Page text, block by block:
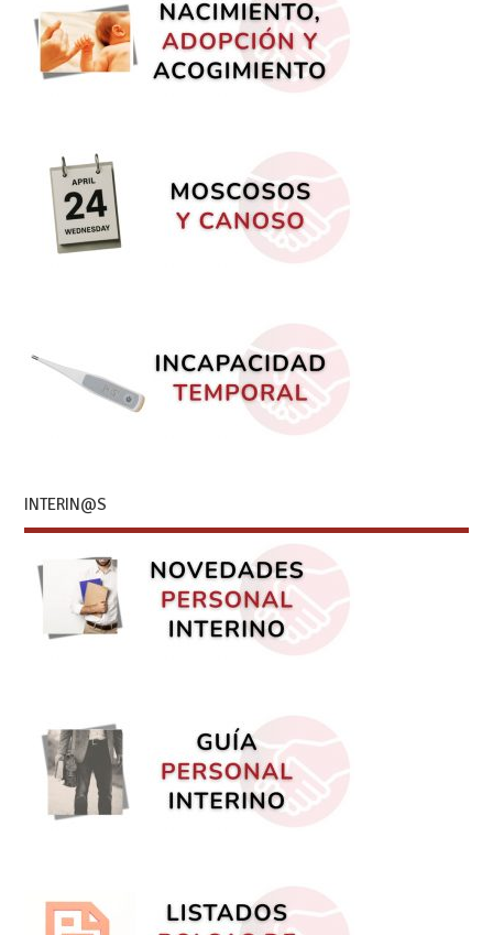
INTERIN@S